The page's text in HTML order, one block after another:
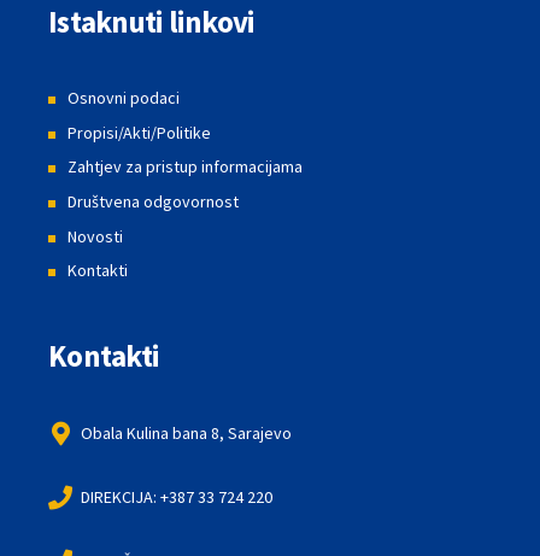
Istaknuti linkovi
Osnovni podaci
Propisi/Akti/Politike
Zahtjev za pristup informacijama
Društvena odgovornost
Novosti
Kontakti
Kontakti
Obala Kulina bana 8, Sarajevo
DIREKCIJA: +387 33 724 220